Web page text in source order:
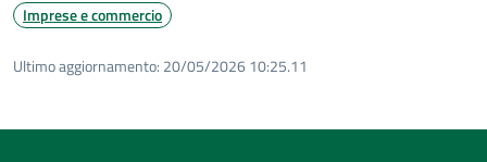
Imprese e commercio
Ultimo aggiornamento: 20/05/2026 10:25.11